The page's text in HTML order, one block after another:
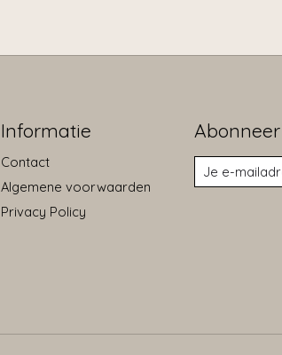
Informatie
Contact
Algemene voorwaarden
Privacy Policy